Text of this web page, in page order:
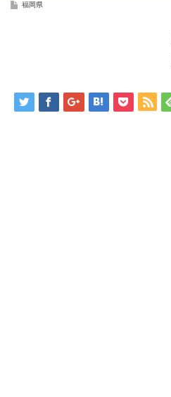
福岡県